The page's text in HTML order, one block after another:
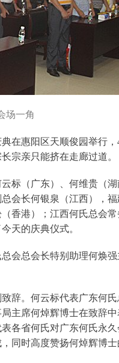
场一角
在惠阳区天顺俊园举行
宗亲只能挤在走廊过道。
标（广东）、何维贵（
会长何银泉（江西），
香港）；江西何氏总会
天的庆典仪式。
会总会长特别助理何焕
辞。何云标代表广东何
主席何焯辉博士在致辞
各省何氏对广东何氏永
同时高度赞扬何焯辉博